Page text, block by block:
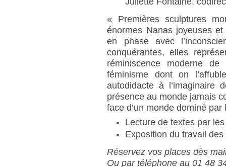
« Premières sculptures
énormes Nanas joyeuses
en phase avec
conquérantes, elles
réminiscence moderne
féminisme dont on
autodidacte à l’imaginaire
présence au monde jamais
face d’un monde dominé
Lecture de textes par
Exposition du travail
Réservez vos places dès
Ou par téléphone au 01 48